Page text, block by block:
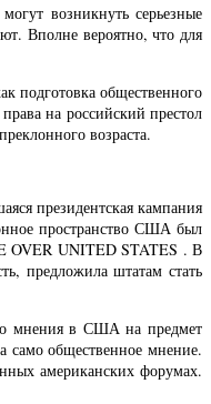
возникнуть серьезные
Вполне вероятно, что для
подготовка общественного
на российский престол
возраста.
президентская кампания
пространство США был
OVER UNITED STATES . В
предложила штатам стать
мнения в США на предмет
общественное мнение.
американских форумах.